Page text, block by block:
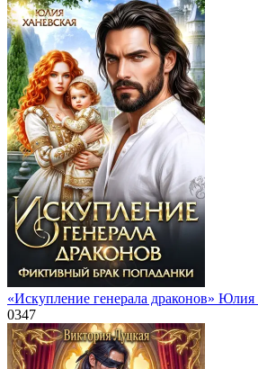
«Искупление генерала драконов» Юлия
0347